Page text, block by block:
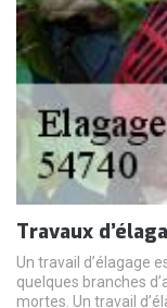
Travaux
Un travail d’élagage
quelques branches
mortes. Un travail